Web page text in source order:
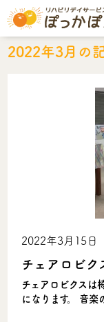
2022年3月の
2022年3月15日
チェアロビク
チェアロビクスは
になります。 音楽